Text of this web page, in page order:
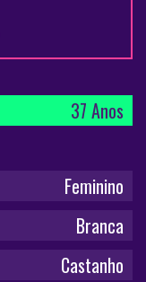
37 Anos
Feminino
Branca
Castanho